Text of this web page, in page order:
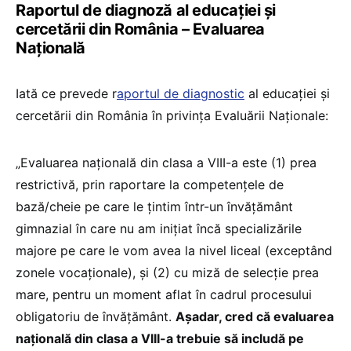
Raportul de diagnoză al educației și
cercetării din România – Evaluarea
Națională
Iată ce prevede raportul de diagnostic al educației și
cercetării din România în privința Evaluării Naționale:
„Evaluarea națională din clasa a VIII-a este (1) prea
restrictivă, prin raportare la competențele de
bază/cheie pe care le țintim într-un învățământ
gimnazial în care nu am inițiat încă specializările
majore pe care le vom avea la nivel liceal (exceptând
zonele vocaționale), și (2) cu miză de selecție prea
mare, pentru un moment aflat în cadrul procesului
obligatoriu de învățământ. Așadar, cred că evaluarea
națională din clasa a VIII-a trebuie să includă pe